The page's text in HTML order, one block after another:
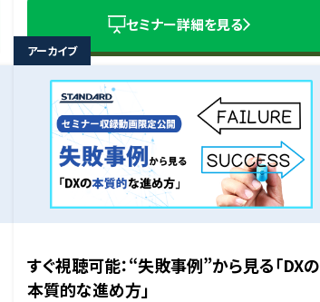
セミナー詳細を見る
アーカイブ
すぐ視聴可能：“失敗事例”から見る「DXの
本質的な進め方」